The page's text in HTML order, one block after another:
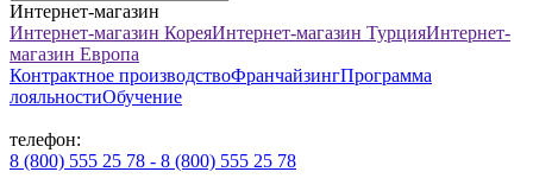
Интернет-магазин
Интернет-магазин КореяИнтернет-магазин ТурцияИнтернет-
магазин Европа
Контрактное производствоФранчайзингПрограмма
лояльностиОбучение
телефон:
8 (800) 555 25 78 - 8 (800) 555 25 78